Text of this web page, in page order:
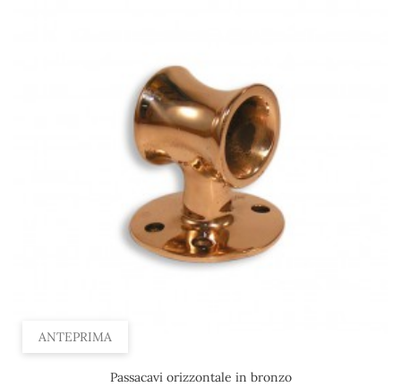
ANTEPRIMA
Passacavi orizzontale in bronzo